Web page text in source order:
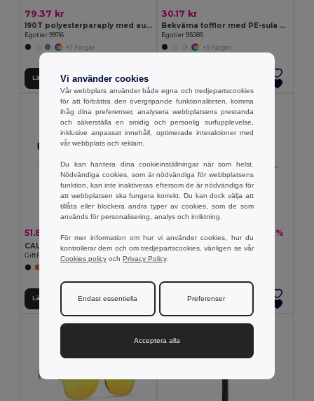
79.37 kr
190T polyesterparaply med automatisk öppning
Egotier 99116
+7 Färger
Lägg till i Varukorgen
30.17 kr
Bekväma tofflor med PE-sula och PVC-band
Egotier 95085
+5 Färger
51.85 kr -4%
CALIFORNIA TOUCH Solglasögon med bambu skalmar
GiftRetail MO9617
Lägg till i Varukorgen
-6%
BANDIDO Scarf i Polycotton
Lägg till i Varukorgen
Vi använder cookies
Vår webbplats använder både egna och tredjepartscookies
för att förbättra den övergripande funktionaliteten, komma
ihåg dina preferenser, analysera webbplatsens prestanda
och säkerställa en smidig och personlig surfupplevelse,
inklusive anpassat innehåll, optimerade interaktioner med
vår webbplats och reklam.
Du kan hantera dina cookieinställningar när som helst.
Nödvändiga cookies, som är nödvändiga för webbplatsens
funktion, kan inte inaktiveras eftersom de är nödvändiga för
att webbplatsen ska fungera korrekt. Du kan dock välja att
tillåta eller blockera andra typer av cookies, som de som
används för personalisering, analys och inriktning.
För mer information om hur vi använder cookies, hur du
kontrollerar dem och om tredjepartscookies, vänligen se vår
Cookies policy och Privacy Policy.
Endast essentiella Preferenser
Acceptera alla